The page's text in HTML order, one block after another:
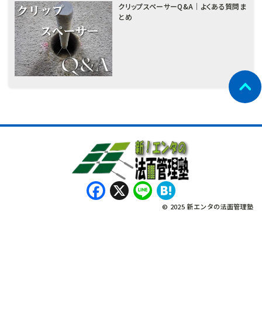
クリップスペーサーQ&A｜よくある質問ま
とめ
Facebook
X Line
© 2025 新エンタの法面管理塾